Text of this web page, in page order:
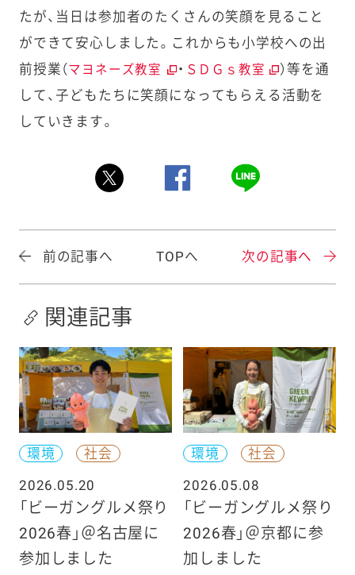
たが、当日は参加者のたくさんの笑顔を見ること
ができて安心しました。これからも小学校への出
前授業（マヨネーズ教室 ・ ＳＤＧｓ教室
）等を通
して、子どもたちに笑顔になってもらえる活動を
していきます。
前の記事へ TOPへ 次の記事へ
関連記事
環境
社会
2026.05.20
「ビーガングルメ祭り
2026春」＠名古屋に
参加しました
環境
社会
2026.05.08
「ビーガングルメ祭り
2026春」＠京都に参
加しました